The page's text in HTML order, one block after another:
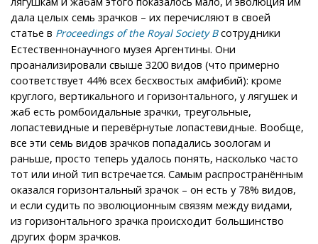
дала целых семь зрачков – их перечисляют в своей
статье в Proceedings of the Royal Society Bсотрудники
Естественнонаучного музея Аргентины. Они
проанализировали свыше 3200 видов (что примерно
соответствует 44% всех бесхвостых амфибий): кроме
круглого, вертикального и горизонтального, у лягушек и
жаб есть ромбоидальные зрачки, треугольные,
лопастевидные и перевёрнутые лопастевидные. Вообще,
все эти семь видов зрачков попадались зоологам и
раньше, просто теперь удалось понять, насколько часто
тот или иной тип встречается. Самым распространённым
оказался горизонтальный зрачок – он есть у 78% видов,
и если судить по эволюционным связям между видами,
из горизонтального зрачка происходит большинство
других форм зрачков.